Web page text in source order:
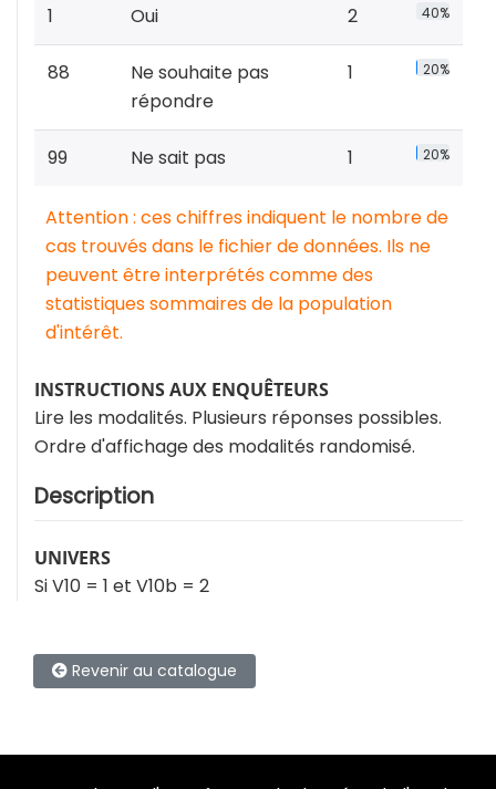
1 Oui 2 40%
88
Ne souhaite pas
répondre
1 20%
99 Ne sait pas 1 20%
Attention : ces chiffres indiquent le nombre de
cas trouvés dans le fichier de données. Ils ne
peuvent être interprétés comme des
statistiques sommaires de la population
d'intérêt.
INSTRUCTIONS AUX ENQUÊTEURS
Lire les modalités. Plusieurs réponses possibles.
Ordre d'affichage des modalités randomisé.
Description
UNIVERS
Si V10 = 1 et V10b = 2
Revenir au catalogue